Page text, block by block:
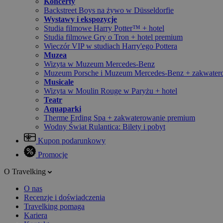
Backstreet Boys na żywo w Düsseldorfie
Wystawy i ekspozycje
Studia filmowe Harry Potter™ + hotel
Studia filmowe Gry o Tron + hotel premium
Wieczór VIP w studiach Harry'ego Pottera
Muzea
Wizyta w Muzeum Mercedes-Benz
Muzeum Porsche i Muzeum Mercedes-Benz +
Musicale
Wizyta w Moulin Rouge w Paryżu + hotel
Teatr
Aquaparki
Therme Erding Spa + zakwaterowanie premium
Wodny Świat Rulantica: Bilety i pobyt
Kupon podarunkowy
Promocje
O Travelking
O nas
Recenzje i doświadczenia
Travelking pomaga
Kariera